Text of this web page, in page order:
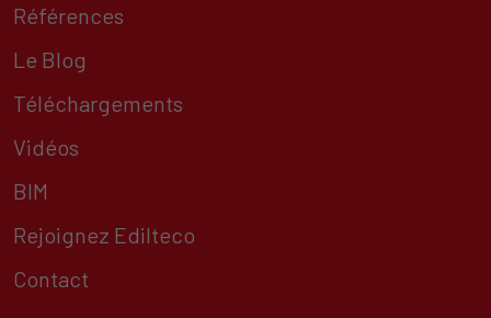
Références
Le Blog
Téléchargements
Vidéos
BIM
Rejoignez Edilteco
Contact